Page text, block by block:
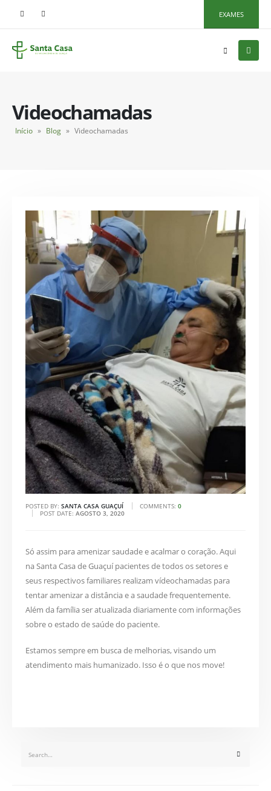
EXAMES
Videochamadas
Início » Blog » Videochamadas
POSTED BY:SANTA CASA GUAÇUÍ COMMENTS: 0
POST DATE: AGOSTO 3, 2020
Só assim para amenizar saudade e acalmar o coração. Aqui
na Santa Casa de Guaçuí pacientes de todos os setores e
seus respectivos familiares realizam vídeochamadas para
tentar amenizar a distância e a saudade frequentemente.
Além da família ser atualizada diariamente com informações
sobre o estado de saúde do paciente.
Estamos sempre em busca de melhorias, visando um
atendimento mais humanizado. Isso é o que nos move!